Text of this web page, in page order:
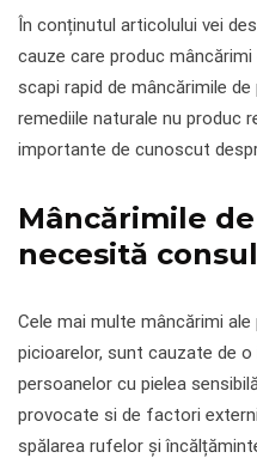
În conținutul articolului vei
cauze care produc
scapi rapid de mâncărimile
remediile naturale nu produc
importante de cunoscut
Mâncărimile
necesită
Cele mai multe mâncărimi ale
picioarelor, sunt cauzate de
persoanelor cu pielea
provocate si de factori
spălarea rufelor și